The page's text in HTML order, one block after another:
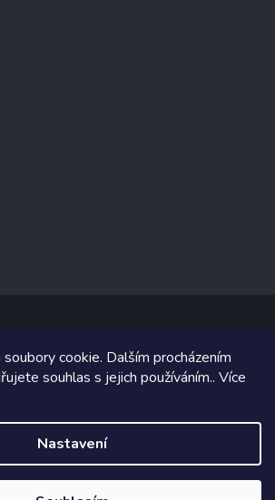
cookie. Dalším procházením
souhlas s jejich používáním.. Více
Nastavení
. Všechna práva vyhrazena.
a na Shoptet implementoval
Shoptetak.cz.